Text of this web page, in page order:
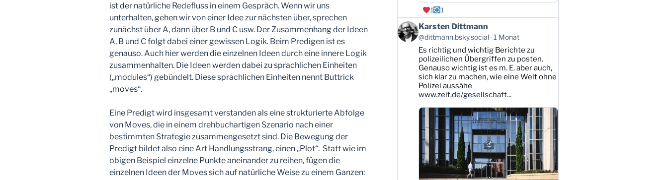
ist der natürliche Redefluss in einem Gespräch. Wenn wir uns
unterhalten, gehen wir von einer Idee zur nächsten über, sprechen
zunächst über A, dann über B und C usw. Der Zusammenhang der Ideen
A, B und C folgt dabei einer gewissen Logik. Beim Predigen ist es
genauso. Auch hier werden die einzelnen Ideen durch eine innere Logik
zusammenhalten. Die Ideen werden dabei zu sprachlichen Einheiten
(„modules“) gebündelt. Diese sprachlichen Einheiten nennt Buttrick
„moves“.
Eine Predigt wird insgesamt verstanden als eine strukturierte Abfolge
von Moves, die in einem drehbuchartigen Szenario nach einer
bestimmten Strategie zusammengesetzt sind. Die Bewegung der
Predigt bildet also eine Art Handlungsstrang, einen „Plot“. Statt wie im
obigen Beispiel einzelne Punkte aneinander zu reihen, fügen die
einzelnen Ideen der Moves sich auf natürliche Weise zu einem Ganzen:
1
1
Beitrag
von
Karsten
Dittmann
Bluesky
ansehen
Karsten Dittmann
@dittmann.bsky.social 1 Monat
Es richtig und wichtig Berichte zu
polizeilichen Übergriffen zu posten.
Genauso wichtig ist es m. E. aber auch,
sich klar zu machen, wie eine Welt ohne
Polizei aussähe
www.zeit.de/gesellschaft...